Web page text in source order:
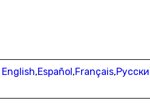
English,Español,Français,